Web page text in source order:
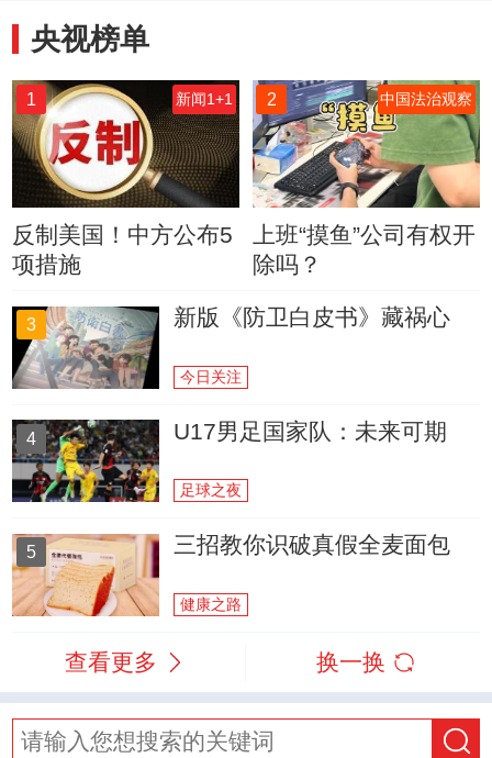
央视榜单
1 新闻1+1
反制美国！中方公布5
项措施
2 中国法治观察
上班“摸鱼”公司有权开
除吗？
3 新版《防卫白皮书》藏祸心
今日关注
4 U17男足国家队：未来可期
足球之夜
5 三招教你识破真假全麦面包
健康之路
查看更多 换一换